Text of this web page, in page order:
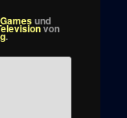
Gamesund
von
.